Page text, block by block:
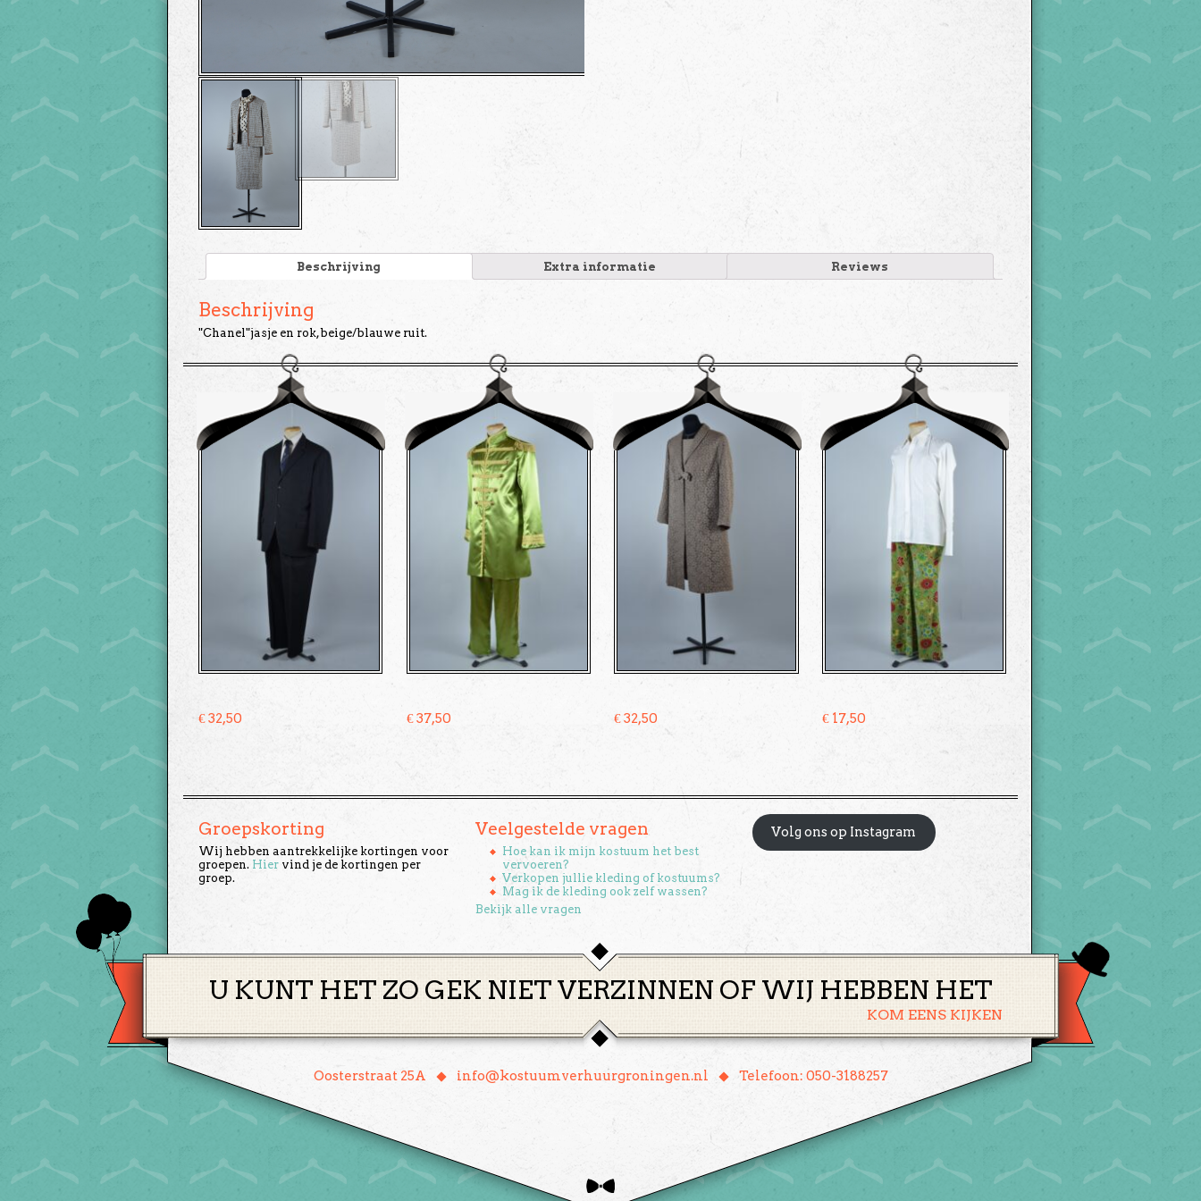
Beschrijving Extra informatie Reviews
Beschrijving
"Chanel"jasje en rok,beige/blauwe ruit.
€32,50 €37,50 €32,50 €17,50
Groepskorting
Wij hebben aantrekkelijke kortingen voor
groepen. Hier vind je de kortingen per
groep.
Veelgestelde vragen
Hoe kan ik mijn kostuum het best
vervoeren?
Verkopen jullie kleding of kostuums?
Mag ik de kleding ook zelf wassen?
Bekijk alle vragen
Volg ons op Instagram
U KUNT HET ZO GEK NIET VERZINNEN OF WIJ HEBBEN HET
KOM EENS KIJKEN
Oosterstraat 25A ♦info@kostuumverhuurgroningen.nl ♦Telefoon: 050-3188257